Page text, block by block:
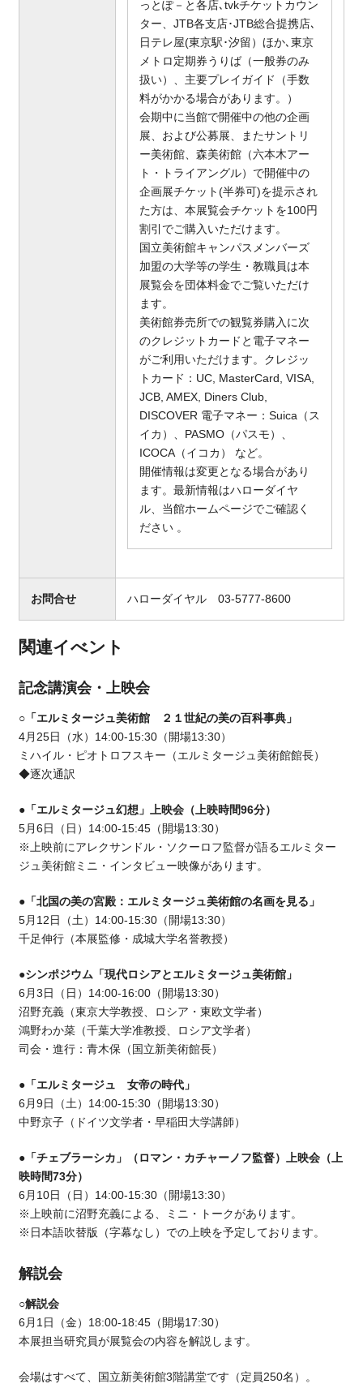
っとぽ－と各店､tvkチケットカウン
ター、JTB各支店･JTB総合提携店､
日テレ屋(東京駅･汐留）ほか､東京
メトロ定期券うりば（一般券のみ
扱い）、主要プレイガイド（手数
料がかかる場合があります。）
会期中に当館で開催中の他の企画
展、および公募展、またサントリ
ー美術館、森美術館（六本木アー
ト・トライアングル）で開催中の
企画展チケット(半券可)を提示され
た方は、本展覧会チケットを100円
割引でご購入いただけます。
国立美術館キャンパスメンバーズ
加盟の大学等の学生・教職員は本
展覧会を団体料金でご覧いただけ
ます。
美術館券売所での観覧券購入に次
のクレジットカードと電子マネー
がご利用いただけます。クレジッ
トカード：UC, MasterCard, VISA,
JCB, AMEX, Diners Club,
DISCOVER 電子マネー：Suica（ス
イカ）、PASMO（パスモ）、
ICOCA（イコカ） など。
開催情報は変更となる場合があり
ます。最新情報はハローダイヤ
ル、当館ホームページでご確認く
ださい 。
お問合せ ハローダイヤル 03-5777-8600
関連イべント
記念講演会・上映会
○「エルミタージュ美術館 ２１世紀の美の百科事典」
4月25日（水）14:00-15:30（開場13:30）
ミハイル・ピオトロフスキー（エルミタージュ美術館館長）
◆逐次通訳
●「エルミタージュ幻想」上映会（上映時間96分）
5月6日（日）14:00-15:45（開場13:30）
※上映前にアレクサンドル・ソクーロフ監督が語るエルミター
ジュ美術館ミニ・インタビュー映像があります。
●「北国の美の宮殿：エルミタージュ美術館の名画を見る」
5月12日（土）14:00-15:30（開場13:30）
千足伸行（本展監修・成城大学名誉教授）
●シンポジウム「現代ロシアとエルミタージュ美術館」
6月3日（日）14:00-16:00（開場13:30）
沼野充義（東京大学教授、ロシア・東欧文学者）
鴻野わか菜（千葉大学准教授、ロシア文学者）
司会・進行：青木保（国立新美術館長）
●「エルミタージュ 女帝の時代」
6月9日（土）14:00-15:30（開場13:30）
中野京子（ドイツ文学者・早稲田大学講師）
●「チェブラーシカ」（ロマン・カチャーノフ監督）上映会（上
映時間73分）
6月10日（日）14:00-15:30（開場13:30）
※上映前に沼野充義による、ミニ・トークがあります。
※日本語吹替版（字幕なし）での上映を予定しております。
解説会
○解説会
6月1日（金）18:00-18:45（開場17:30）
本展担当研究員が展覧会の内容を解説します。
会場はすべて、国立新美術館3階講堂です（定員250名）。